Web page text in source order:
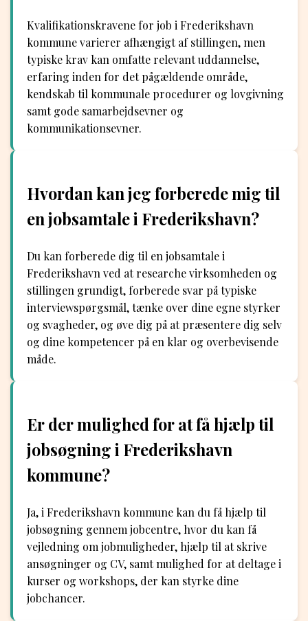
Kvalifikationskravene for job i Frederikshavn
kommune varierer afhængigt af stillingen, men
typiske krav kan omfatte relevant uddannelse,
erfaring inden for det pågældende område,
kendskab til kommunale procedurer og lovgivning
samt gode samarbejdsevner og
kommunikationsevner.
Hvordan kan jeg forberede mig til
en jobsamtale i Frederikshavn?
Du kan forberede dig til en jobsamtale i
Frederikshavn ved at researche virksomheden og
stillingen grundigt, forberede svar på typiske
interviewspørgsmål, tænke over dine egne styrker
og svagheder, og øve dig på at præsentere dig selv
og dine kompetencer på en klar og overbevisende
måde.
Er der mulighed for at få hjælp til
jobsøgning i Frederikshavn
kommune?
Ja, i Frederikshavn kommune kan du få hjælp til
jobsøgning gennem jobcentre, hvor du kan få
vejledning om jobmuligheder, hjælp til at skrive
ansøgninger og CV, samt mulighed for at deltage i
kurser og workshops, der kan styrke dine
jobchancer.